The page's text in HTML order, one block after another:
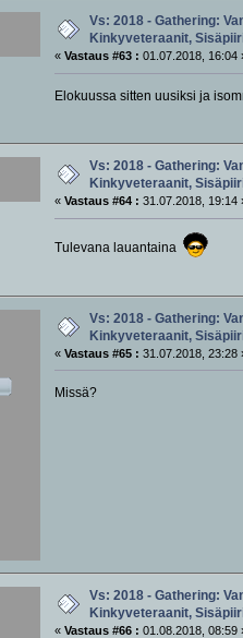
Vs: 2018 - Gathering:
Kinkyveteraanit,
« Vastaus #63 : 01.07.2018, 16:04
Elokuussa sitten uusiksi ja
Vs: 2018 - Gathering:
Kinkyveteraanit,
« Vastaus #64 : 31.07.2018, 19:14
Tulevana lauantaina
Vs: 2018 - Gathering:
Kinkyveteraanit,
« Vastaus #65 : 31.07.2018, 23:28
Missä?
Vs: 2018 - Gathering:
Kinkyveteraanit,
« Vastaus #66 : 01.08.2018, 08:59